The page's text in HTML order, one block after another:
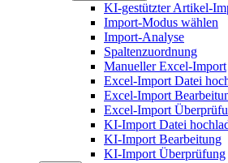
KI-gestützter Artikel-
Import-Modus wählen
Import-Analyse
Spaltenzuordnung
Manueller Excel-Import
Excel-Import Datei
Excel-Import
Excel-Import
KI-Import Datei
KI-Import Bearbeitung
KI-Import Überprüfung